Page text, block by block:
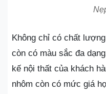
Không chỉ có chất
còn có màu sắc đa
kế nội thất của khách
nhôm còn có mức giá